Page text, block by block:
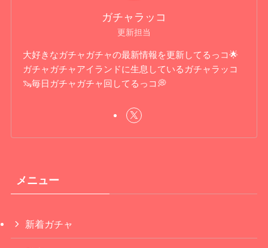
ガチャラッコ
更新担当
大好きなガチャガチャの最新情報を更新してるっコ🌟
ガチャガチャアイランドに生息しているガチャラッコ
🦦毎日ガチャガチャ回してるっコ💭
メニュー
新着ガチャ